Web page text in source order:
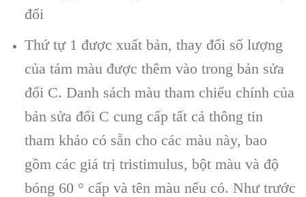
đổi
Thứ tự 1 được xuất bản, thay đổi số lượng
của tám màu được thêm vào trong bản sửa
đổi C. Danh sách màu tham chiếu chính của
bản sửa đổi C cung cấp tất cả thông tin
tham khảo có sẵn cho các màu này, bao
gồm các giá trị tristimulus, bột màu và độ
bóng 60 ° cấp và tên màu nếu có. Như trước